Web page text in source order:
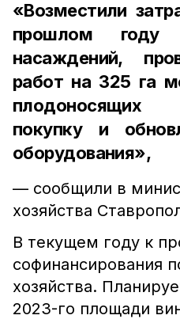
«Возместили
прошлом
насаждений,
работ на 325 га
плодоносящих
покупку и
оборудования»,
— сообщили в
хозяйства
В текущем году к
софинансирования
хозяйства.
2023-го площади